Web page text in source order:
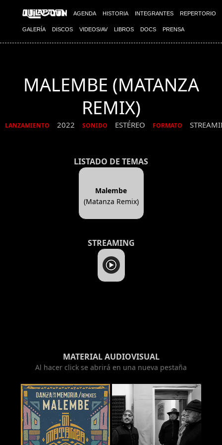
AGENDA HISTORIA INTEGRANTES REPERTORIO
GALERÍA DISCOS VIDEOS/AV LIBROS DOCS PRENSA
MALEMBE (MATANZA
REMIX)
LANZAMIENTO 2022 SONIDO ESTÉREO FORMATO
LISTADO DE TEMAS
Malembe
(Matanza Remix)
STREAMING
MATERIAL AUDIOVISUAL
Al hacer click se abrirá en una nueva pestaña